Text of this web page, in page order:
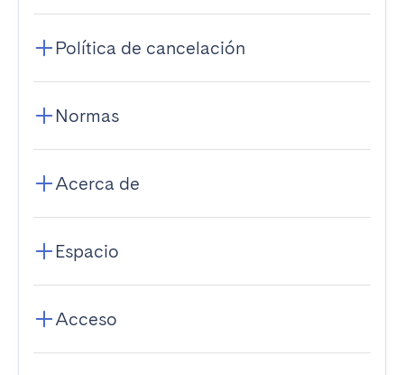
Política de cancelación
Normas
Acerca de
Espacio
Acceso